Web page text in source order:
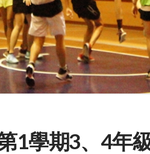
1學期3、4年